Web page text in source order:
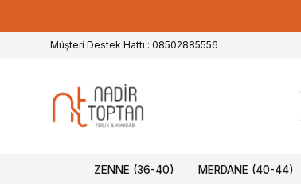
Müşteri Destek Hattı : 08502885556
ZENNE (36-40) MERDANE (40-44)